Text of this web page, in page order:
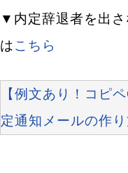
▼内定辞退者を出
はこちら
【例文あり！コピ
定通知メールの作